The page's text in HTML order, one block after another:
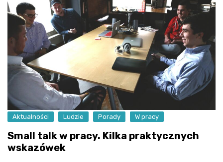
Aktualności Ludzie Porady W pracy
Small talk w pracy. Kilka praktycznych
wskazówek